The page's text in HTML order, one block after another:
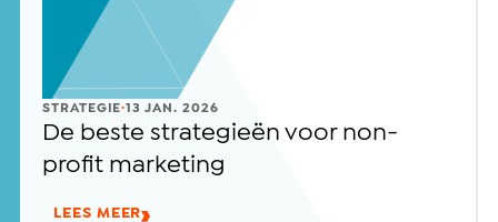
STRATEGIE.13 JAN. 2026
De beste strategieën voor non-
profit marketing
LEES MEER